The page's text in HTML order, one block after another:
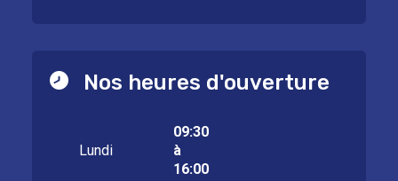
Nos heures d'ouverture
Lundi
09:30
à
16:00